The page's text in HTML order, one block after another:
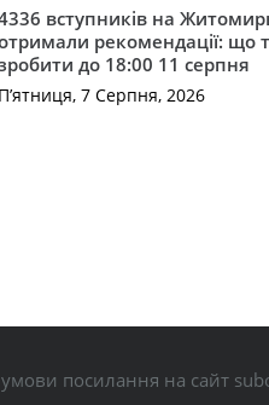
вступників на
рекомендації: що
до 18:00 11 серпня
П’ятниця, 7 Серпня, 2026
посилання на сайт